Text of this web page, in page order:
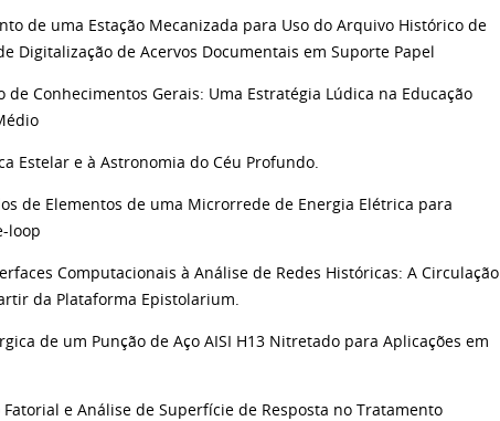
de uma Estação Mecanizada para Uso do Arquivo Histórico de
Digitalização de Acervos Documentais em Suporte Papel
de Conhecimentos Gerais: Uma Estratégia Lúdica na Educação
Estelar e à Astronomia do Céu Profundo.
de Elementos de uma Microrrede de Energia Elétrica para
loop
Computacionais à Análise de Redes Históricas: A Circulação
da Plataforma Epistolarium.
de um Punção de Aço AISI H13 Nitretado para Aplicações em
e Análise de Superfície de Resposta no Tratamento